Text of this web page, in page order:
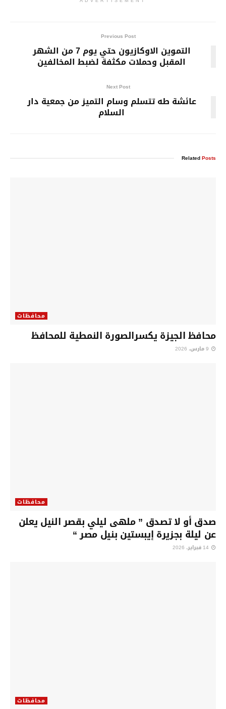
Previous Post
التموين الاوكازيون حتي يوم 7 من الشهر
المقبل وحملات مكثفة لضبط المخالفين
Next Post
عائشة طه تتسلم وسام التميز من جمعية دار
السلام
RelatedPosts
محافظات
محافظ الجيزة يكسرالصورة النمطية للمحافظ
محافظات
صدق أو لا تصدق ” ملهى ليلي بقصر النيل يعلن
عن ليلة بجزيرة إيبستين بنيل مصر “
محافظات